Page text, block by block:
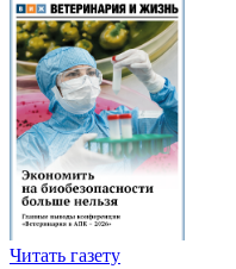
Читать газету